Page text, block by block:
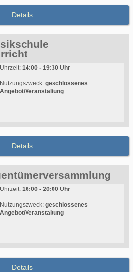
Details
Uhrzeit: 14:00 - 19:30 Uhr
Nutzungszweck: geschlossenes
Angebot/Veranstaltung
Details
Uhrzeit: 16:00 - 20:00 Uhr
Nutzungszweck: geschlossenes
Angebot/Veranstaltung
Details